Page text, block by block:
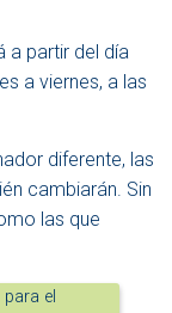
a partir del día
a viernes, a las
diferente, las
cambiarán. Sin
las que
el